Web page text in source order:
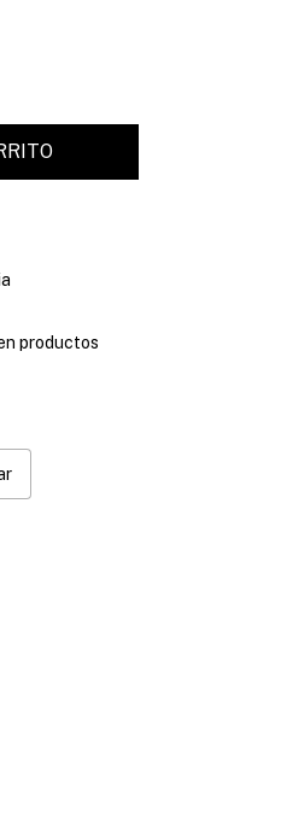
productos